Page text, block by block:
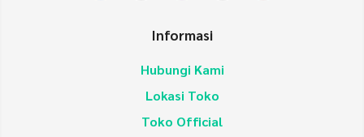
Informasi
Hubungi Kami
Lokasi Toko
Toko Official